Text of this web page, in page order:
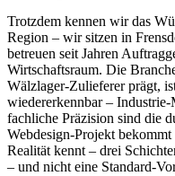
Trotzdem kennen wir das
Region – wir sitzen in
betreuen seit Jahren
Wirtschaftsraum. Die
Wälzlager-Zulieferer prägt,
wiedererkennbar –
fachliche Präzision sind die
Webdesign-Projekt
Realität kennt – drei
– und nicht eine Standard-